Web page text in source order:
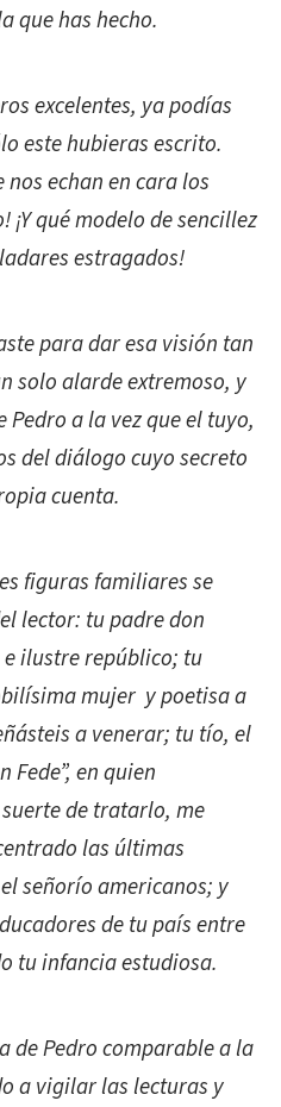
que has hecho.
excelentes, ya podías
este hubieras escrito.
nos echan en cara los
qué modelo de sencillez
estragados!
para dar esa visión tan
solo alarde extremoso, y
a la vez que el tuyo,
del diálogo cuyo secreto
cuenta.
figuras familiares se
lector: tu padre don
ilustre repúblico; tu
mujer y poetisa a
a venerar; tu tío, el
Fede”, en quien
de tratarlo, me
las últimas
señorío americanos; y
de tu país entre
tu infancia estudiosa.
de Pedro comparable a la
a vigilar las lecturas y